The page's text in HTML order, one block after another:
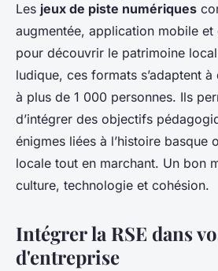
Les jeux de piste numériques
augmentée, application mobile
pour découvrir le patrimoine
ludique, ces formats s’adaptent
à plus de 1 000 personnes. Ils
d’intégrer des objectifs
énigmes liées à l’histoire basque
locale tout en marchant. Un bon
culture, technologie et cohésion.
Intégrer la RSE dans
d'entreprise